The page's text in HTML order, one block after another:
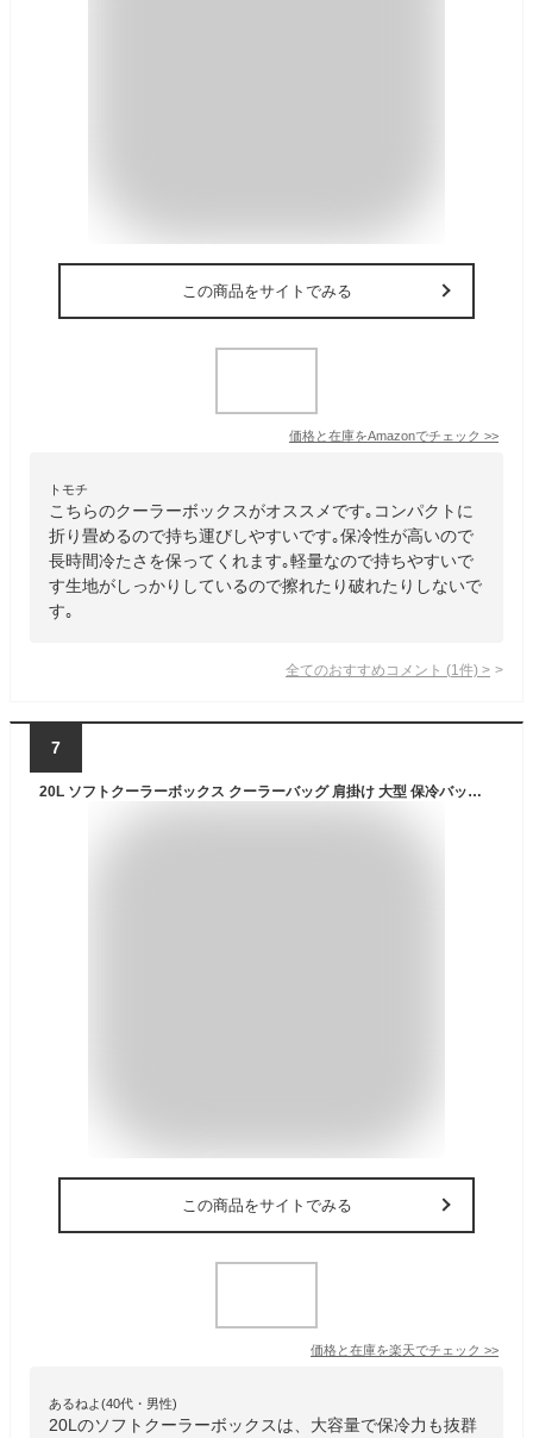
この商品をサイトでみる
価格と在庫をAmazonでチェック >>
トモチ
こちらのクーラーボックスがオススメです｡コンパクトに
折り畳めるので持ち運びしやすいです｡保冷性が高いので
長時間冷たさを保ってくれます｡軽量なので持ちやすいで
す生地がしっかりしているので擦れたり破れたりしないで
す｡
全てのおすすめコメント (1 件) >
7
20L ソフトクーラーボックス クーラーバッグ 肩掛け 大型 保冷バッグ 保冷バッグ 手提げ 大容量 ソフトクーラーボックス お弁当 収納バッグ ピクニック 運動会 レジャー 花見 行楽 バッグ ショッピング お買い物 キャンプ BBQ
この商品をサイトでみる
価格と在庫を楽天でチェック >>
あるねよ(40代・男性)
20Lのソフトクーラーボックスは、大容量で保冷力も抜群